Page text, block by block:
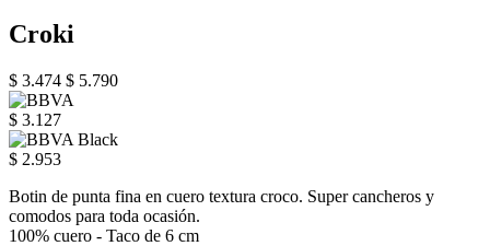
Croki
$ 3.474 $ 5.790
$ 3.127
$ 2.953
Botin de punta fina en cuero textura croco. Super cancheros y
comodos para toda ocasión.
100% cuero - Taco de 6 cm